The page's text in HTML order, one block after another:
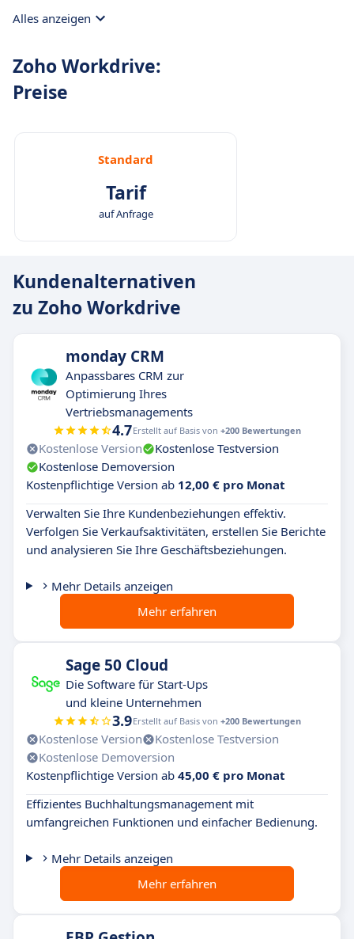
Alles anzeigen
Zoho Workdrive:
Preise
Standard
Tarif
auf Anfrage
Kundenalternativen
zu Zoho Workdrive
monday CRM
Anpassbares CRM zur
Optimierung Ihres
Vertriebsmanagements
4.7Erstellt auf Basis von +200 Bewertungen
Kostenlose Version
Kostenlose Testversion
Kostenlose Demoversion
Kostenpflichtige Version ab 12,00 € pro Monat
Verwalten Sie Ihre Kundenbeziehungen effektiv.
Verfolgen Sie Verkaufsaktivitäten, erstellen Sie Berichte
und analysieren Sie Ihre Geschäftsbeziehungen.
Mehr Details anzeigen
Mehr erfahren
Sage 50 Cloud
Die Software für Start-Ups
und kleine Unternehmen
3.9Erstellt auf Basis von +200 Bewertungen
Kostenlose Version
Kostenlose Testversion
Kostenlose Demoversion
Kostenpflichtige Version ab 45,00 € pro Monat
Effizientes Buchhaltungsmanagement mit
umfangreichen Funktionen und einfacher Bedienung.
Mehr Details anzeigen
Mehr erfahren